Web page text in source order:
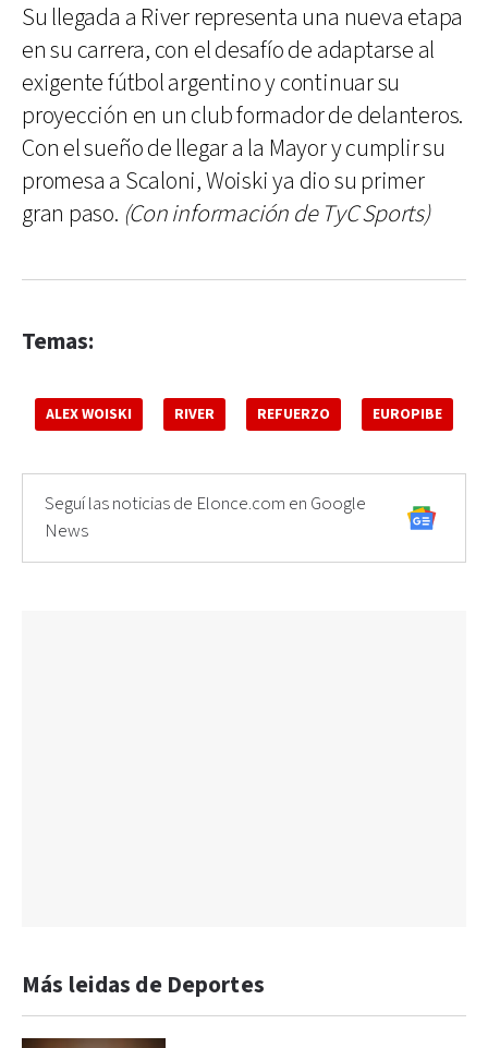
Su llegada a River representa una nueva etapa
en su carrera, con el desafío de adaptarse al
exigente fútbol argentino y continuar su
proyección en un club formador de delanteros.
Con el sueño de llegar a la Mayor y cumplir su
promesa a Scaloni, Woiski ya dio su primer
gran paso. (Con información de TyC Sports)
Temas:
ALEX WOISKI RIVER REFUERZO EUROPIBE
Seguí las noticias de Elonce.com en Google
News
Más leidas de Deportes